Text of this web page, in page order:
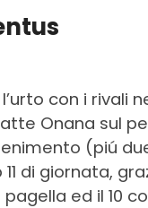
con i rivali
Onana sul
(piú
di giornata,
ed il 10